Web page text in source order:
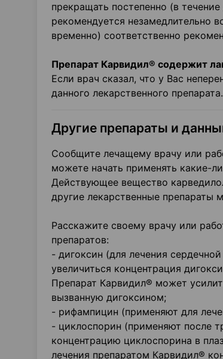
прекращать постепенно (в
рекомендуется незамедлительно
временно) соответственно
Препарат Карвидил® содержит
Если врач сказал, что у Вас
данного лекарственного препарата.
Другие препараты и
Сообщите лечащему врачу или
можете начать применять какие-
Действующее вещество
другие лекарственные препараты
Расскажите своему врачу или
препаратов:
- дигоксин (для лечения
увеличиться концентрация
Препарат Карвидил® может
вызванную дигоксином;
- рифампицин (применяют для
- циклоспорин (применяют после
концентрацию циклоспорина в
лечения препаратом Карвидил®